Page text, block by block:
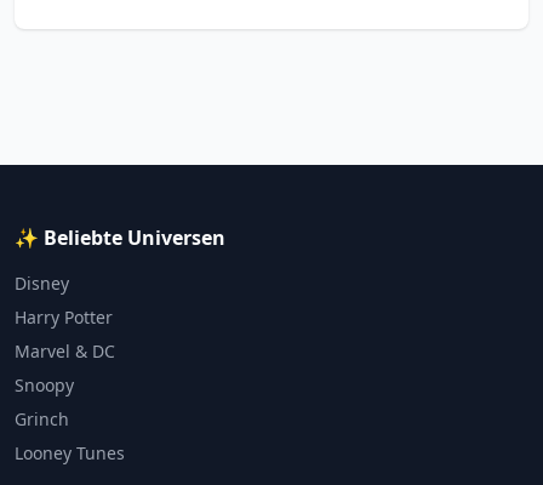
✨ Beliebte Universen
Disney
Harry Potter
Marvel & DC
Snoopy
Grinch
Looney Tunes